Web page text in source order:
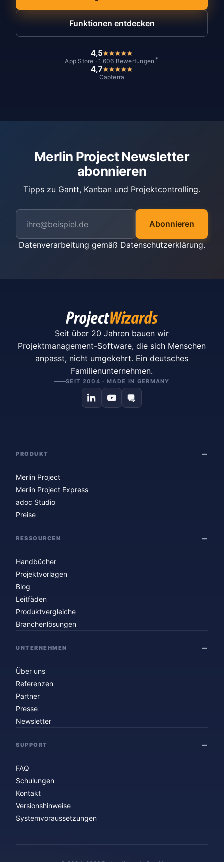
Funktionen entdecken
4,5
App Store · 1.606 Bewertungen *
4,7
Capterra
Merlin Project Newsletter
abonnieren
Tipps zu Gantt, Kanban und Projektcontrolling.
Abonnieren
Datenverarbeitung gemäß Datenschutzerklärung.
Seit über 20 Jahren bauen wir
Projektmanagement-Software, die sich Menschen
anpasst, nicht umgekehrt. Ein deutsches
Familienunternehmen.
SEIT 2004 · MADE IN GERMANY
PRODUKT
Merlin Project
Merlin Project Express
adoc Studio
Preise
RESSOURCEN
Handbücher
Projektvorlagen
Blog
Leitfäden
Produktvergleiche
Branchenlösungen
UNTERNEHMEN
Über uns
Referenzen
Partner
Presse
Newsletter
SUPPORT
FAQ
Schulungen
Kontakt
Versionshinweise
Systemvoraussetzungen